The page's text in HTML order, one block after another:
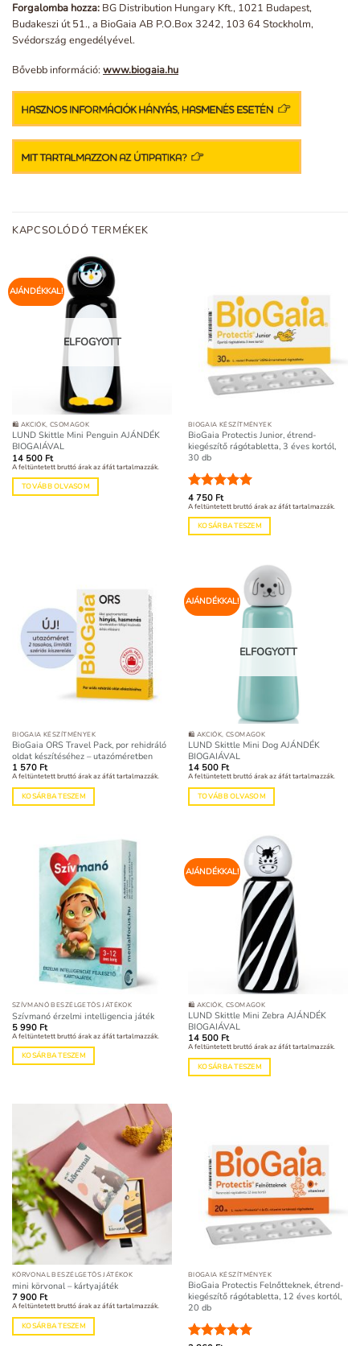
Forgalomba hozza: BG Distribution Hungary Kft., 1021 Budapest,
Budakeszi út 51., a BioGaia AB P.O.Box 3242, 103 64 Stockholm,
Svédország engedélyével.
Bővebb információ: www.biogaia.hu
KAPCSOLÓDÓ TERMÉKEK
AJÁNDÉKKAL!
ELFOGYOTT
🛍️ AKCIÓK, CSOMAGOK
LUND Skittle Mini Penguin AJÁNDÉK
BIOGAIÁVAL
14 500 Ft
A feltüntetett bruttó árak az áfát tartalmazzák.
TOVÁBB OLVASOM
BIOGAIA KÉSZÍTMÉNYEK
BioGaia Protectis Junior, étrend-
kiegészítő rágótabletta, 3 éves kortól,
30 db
Értékelés:
/ 5
4 750 Ft
A feltüntetett bruttó árak az áfát tartalmazzák.
KOSÁRBA TESZEM
BIOGAIA KÉSZÍTMÉNYEK
BioGaia ORS Travel Pack, por rehidráló
oldat készítéséhez – utazóméretben
1 570 Ft
A feltüntetett bruttó árak az áfát tartalmazzák.
KOSÁRBA TESZEM
AJÁNDÉKKAL!
ELFOGYOTT
🛍️ AKCIÓK, CSOMAGOK
LUND Skittle Mini Dog AJÁNDÉK
BIOGAIÁVAL
14 500 Ft
A feltüntetett bruttó árak az áfát tartalmazzák.
TOVÁBB OLVASOM
SZÍVMANÓ BESZÉLGETŐS JÁTÉKOK
Szívmanó érzelmi intelligencia játék
5 990 Ft
A feltüntetett bruttó árak az áfát tartalmazzák.
KOSÁRBA TESZEM
AJÁNDÉKKAL!
🛍️ AKCIÓK, CSOMAGOK
LUND Skittle Mini Zebra AJÁNDÉK
BIOGAIÁVAL
14 500 Ft
A feltüntetett bruttó árak az áfát tartalmazzák.
KOSÁRBA TESZEM
KÖRVONAL BESZÉLGETŐS JÁTÉKOK
mini körvonal – kártyajáték
7 900 Ft
A feltüntetett bruttó árak az áfát tartalmazzák.
KOSÁRBA TESZEM
BIOGAIA KÉSZÍTMÉNYEK
BioGaia Protectis Felnőtteknek, étrend-
kiegészítő rágótabletta, 12 éves kortól,
20 db